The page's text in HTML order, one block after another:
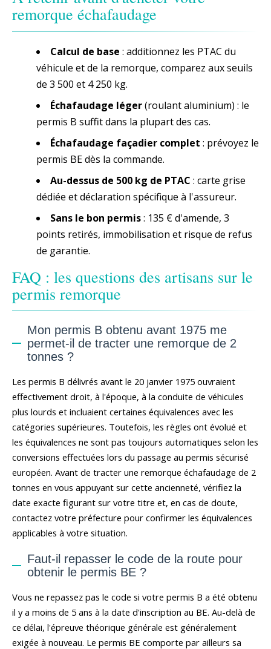
remorque échafaudage
Calcul de base : additionnez les PTAC du
véhicule et de la remorque, comparez aux seuils
de 3 500 et 4 250 kg.
Échafaudage léger(roulant aluminium) : le
permis B suffit dans la plupart des cas.
Échafaudage façadier complet : prévoyez le
permis BE dès la commande.
Au-dessus de 500 kg de PTAC : carte grise
dédiée et déclaration spécifique à l'assureur.
Sans le bon permis: 135 € d'amende, 3
points retirés, immobilisation et risque de refus
de garantie.
FAQ : les questions des artisans sur le
permis remorque
Mon permis B obtenu avant 1975 me
permet-il de tracter une remorque de 2
tonnes ?
Les permis B délivrés avant le 20 janvier 1975 ouvraient
effectivement droit, à l'époque, à la conduite de véhicules
plus lourds et incluaient certaines équivalences avec les
catégories supérieures. Toutefois, les règles ont évolué et
les équivalences ne sont pas toujours automatiques selon les
conversions effectuées lors du passage au permis sécurisé
européen. Avant de tracter une remorque échafaudage de 2
tonnes en vous appuyant sur cette ancienneté, vérifiez la
date exacte figurant sur votre titre et, en cas de doute,
contactez votre préfecture pour confirmer les équivalences
applicables à votre situation.
Faut-il repasser le code de la route pour
obtenir le permis BE ?
Vous ne repassez pas le code si votre permis B a été obtenu
il y a moins de 5 ans à la date d'inscription au BE. Au-delà de
ce délai, l'épreuve théorique générale est généralement
exigée à nouveau. Le permis BE comporte par ailleurs sa